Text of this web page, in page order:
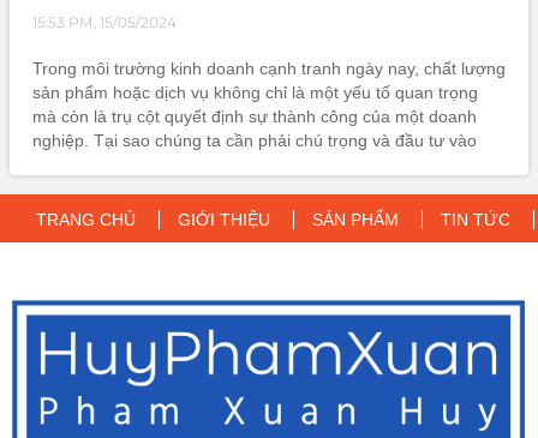
15:53 PM, 15/05/2024
Trong môi trường kinh doanh cạnh tranh ngày nay, chất lượng
sản phẩm hoặc dịch vụ không chỉ là một yếu tố quan trọng
mà còn là trụ cột quyết định sự thành công của một doanh
nghiệp. Tại sao chúng ta cần phải chú trọng và đầu tư vào
TRANG CHỦ GIỚI THIỆU SẢN PHẨM TIN TỨC